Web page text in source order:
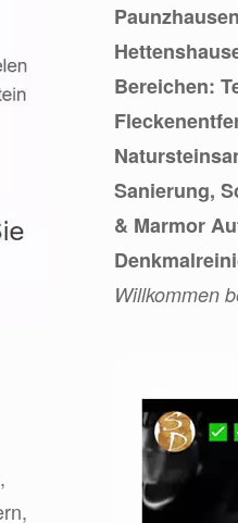
Bereichen:
Sanierung,
& Marmor
Willkommen